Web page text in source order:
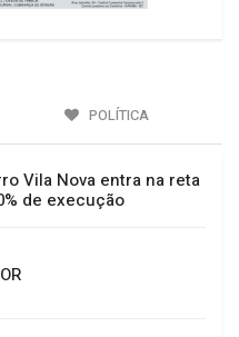
POLÍTICA
Vila Nova entra na reta
de execução